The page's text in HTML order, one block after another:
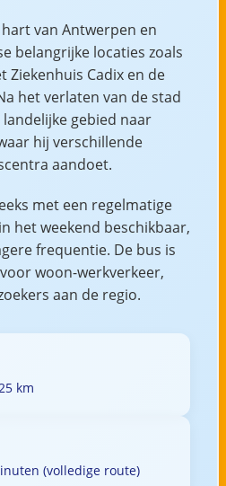
van Antwerpen en
belangrijke locaties zoals
Ziekenhuis Cadix en de
het verlaten van de stad
gebied naar
hij verschillende
aandoet.
met een regelmatige
het weekend beschikbaar,
frequentie. De bus is
woon-werkverkeer,
aan de regio.
km
(volledige route)